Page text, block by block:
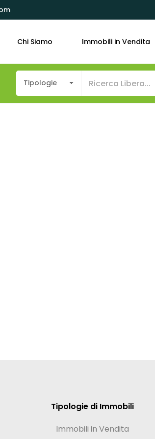
Chi Siamo Immobili in Vendita
Tipologie
Tipologie di Immobili
Immobili in Vendita